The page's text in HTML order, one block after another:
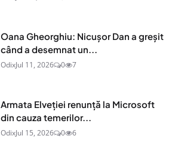
Oana Gheorghiu: Nicușor Dan a greșit
când a desemnat un...
OdixJul 11, 2026 0 7
Armata Elveției renunță la Microsoft
din cauza temerilor...
OdixJul 15, 2026 0 6